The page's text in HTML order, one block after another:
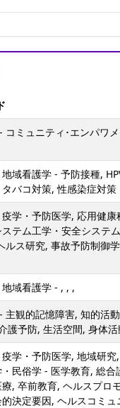
コミュニティ･エンパワ
域看護学 - 予防接種,
バコ対策, 性感染症対策
学・予防医学, 応用健
テム工学・安全システ
ルス研究, 事故予防制御
域看護学 - , , ,
主観的記憶障害, 知的活
護予防, 生活空間, 身体
学・予防医学, 地域研
民俗学 - 医学教育, 総合
, 卒前教育, ヘルスプロ
決定要因, ヘルスコミ